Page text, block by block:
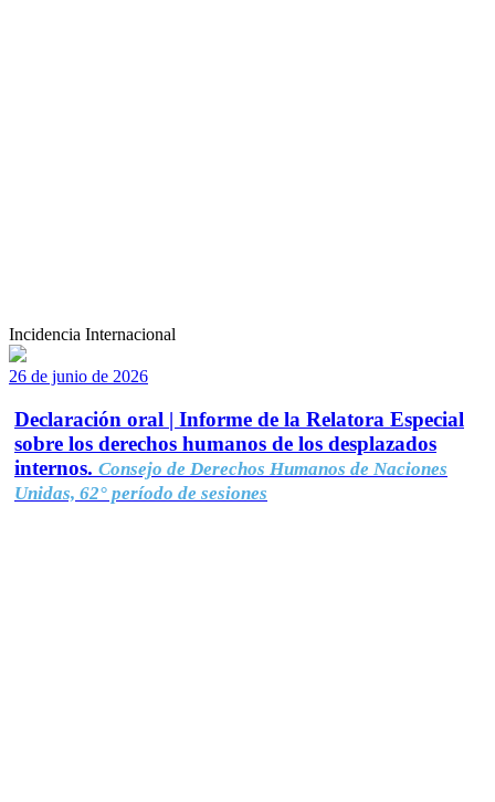
Incidencia Internacional
26 de junio de 2026
Declaración oral | Informe de la Relatora Especial
sobre los derechos humanos de los desplazados
internos. Consejo de Derechos Humanos de Naciones
Unidas, 62° período de sesiones